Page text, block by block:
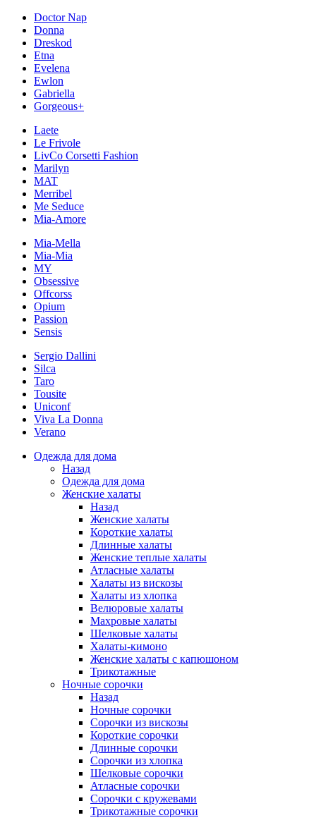
Doctor Nap
Donna
Dreskod
Etna
Evelena
Ewlon
Gabriella
Gorgeous+
Laete
Le Frivole
LivCo Corsetti Fashion
Marilyn
MAT
Merribel
Me Seduce
Mia-Amore
Mia-Mella
Mia-Mia
MY
Obsessive
Offcorss
Opium
Passion
Sensis
Sergio Dallini
Silca
Taro
Tousite
Uniconf
Viva La Donna
Verano
Одежда для дома
Назад
Одежда для дома
Женские халаты
Назад
Женские халаты
Короткие халаты
Длинные халаты
Женские теплые халаты
Атласные халаты
Халаты из вискозы
Халаты из хлопка
Велюровые халаты
Махровые халаты
Шелковые халаты
Халаты-кимоно
Женские халаты с капюшоном
Трикотажные
Ночные сорочки
Назад
Ночные сорочки
Сорочки из вискозы
Короткие сорочки
Длинные сорочки
Сорочки из хлопка
Шелковые сорочки
Атласные сорочки
Сорочки с кружевами
Трикотажные сорочки